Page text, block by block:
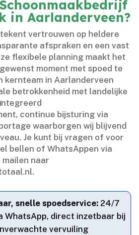
in Aarlanderveen?
vertrouwen op heldere
afspraken en een vast
flexibele planning maakt het
moment met spoed te
kernteam in Aarlanderveen
betrokkenheid met landelijke
continue bijsturing via
waarborgen wij blijvend
Je kunt bij vragen of voor
bellen of WhatsAppen via
naar
snelle spoedservice: 24/7
WhatsApp, direct inzetbaar bij
vervuiling